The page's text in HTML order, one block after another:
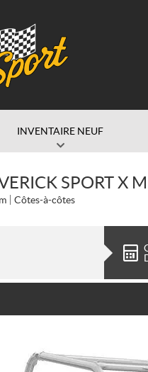
INVENTAIRE NEUF
SPORT X
Côtes-à-côtes